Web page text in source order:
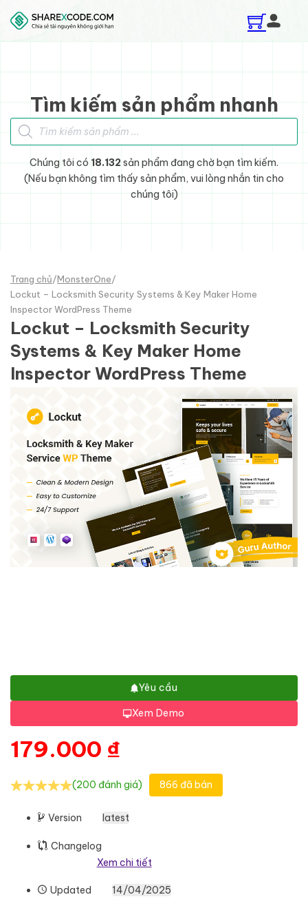
Skip to main content
Skip to footer
Tìm kiếm sản phẩm nhanh
Tìm kiếm sản phẩm
Chúng tôi có 18.132sản phẩm đang chờ bạn tìm kiếm.
(Nếu bạn không tìm thấy sản phẩm, vui lòng nhắn tin cho
chúng tôi)
Trang chủ/MonsterOne/
Lockut – Locksmith Security Systems & Key Maker Home
Inspector WordPress Theme
Lockut – Locksmith Security
Systems & Key Maker Home
Inspector WordPress Theme
Yêu cầu
Xem Demo
179.000 ₫
(200 đánh giá) 866 đã bán
Version latest
Changelog
Xem chi tiết
Updated 14/04/2025